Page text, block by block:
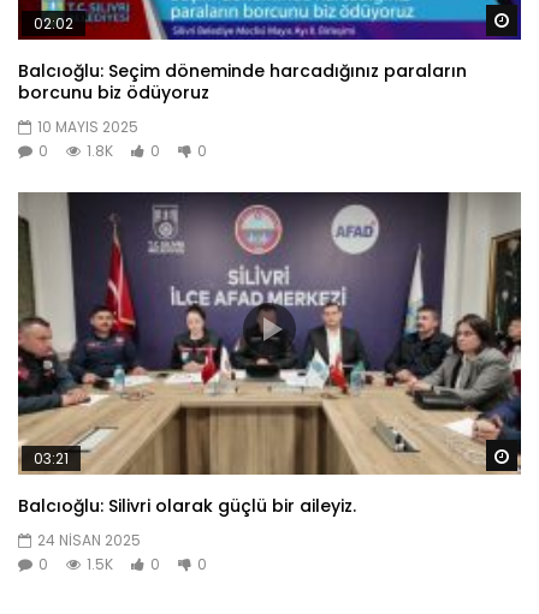
02:02
Balcıoğlu: Seçim döneminde harcadığınız paraların
borcunu biz ödüyoruz
10 MAYIS 2025
0
1.8K 0 0
03:21
Balcıoğlu: Silivri olarak güçlü bir aileyiz.
24 NISAN 2025
0
1.5K 0 0